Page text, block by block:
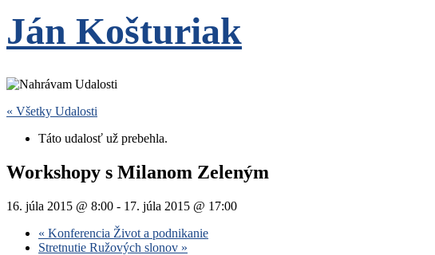
Ján Košturiak
« Všetky Udalosti
Táto udalosť už prebehla.
Workshopy s Milanom Zeleným
16. júla 2015 @ 8:00 - 17. júla 2015 @ 17:00
« Konferencia Život a podnikanie
Stretnutie Ružových slonov »